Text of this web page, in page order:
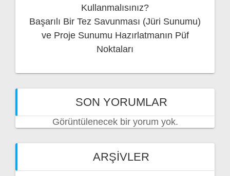
Kullanmalısınız?
Başarılı Bir Tez Savunması (Jüri Sunumu)
ve Proje Sunumu Hazırlatmanın Püf
Noktaları
SON YORUMLAR
Görüntülenecek bir yorum yok.
ARŞIVLER